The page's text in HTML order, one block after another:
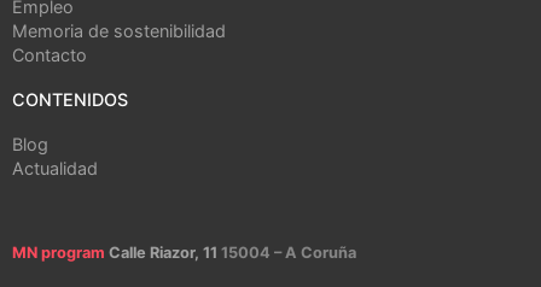
Empleo
Memoria de sostenibilidad
Contacto
CONTENIDOS
Blog
Actualidad
MN program Calle Riazor, 11 15004 – A Coruña